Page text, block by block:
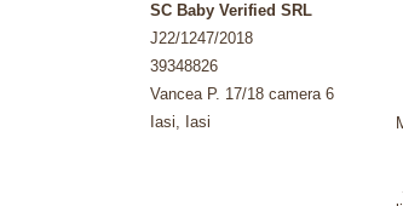
SC Baby Verified SRL
J22/1247/2018
39348826
Vancea P. 17/18 camera 6
Iasi, Iasi